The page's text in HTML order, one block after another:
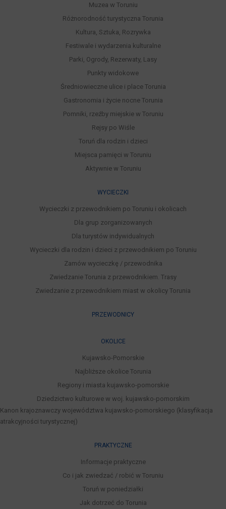
Muzea w Toruniu
Różnorodność turystyczna Torunia
Kultura, Sztuka, Rozrywka
Festiwale i wydarzenia kulturalne
Parki, Ogrody, Rezerwaty, Lasy
Punkty widokowe
Średniowieczne ulice i place Torunia
Gastronomia i życie nocne Torunia
Pomniki, rzeźby miejskie w Toruniu
Rejsy po Wiśle
Toruń dla rodzin i dzieci
Miejsca pamięci w Toruniu
Aktywnie w Toruniu
WYCIECZKI
Wycieczki z przewodnikiem po Toruniu i okolicach
Dla grup zorganizowanych
Dla turystów indywidualnych
Wycieczki dla rodzin i dzieci z przewodnikiem po Toruniu
Zamów wycieczkę / przewodnika
Zwiedzanie Torunia z przewodnikiem. Trasy
Zwiedzanie z przewodnikiem miast w okolicy Torunia
PRZEWODNICY
OKOLICE
Kujawsko-Pomorskie
Najbliższe okolice Torunia
Regiony i miasta kujawsko-pomorskie
Dziedzictwo kulturowe w woj. kujawsko-pomorskim
Kanon krajoznawczy województwa kujawsko-pomorskiego (klasyfikacja
atrakcyjności turystycznej)
PRAKTYCZNE
Informacje praktyczne
Co i jak zwiedzać / robić w Toruniu
Toruń w poniedziałki
Jak dotrzeć do Torunia